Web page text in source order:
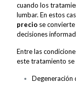
cuando los
lumbar. En estos
precio se
decisiones
Entre las
este tratamiento se
Degeneración